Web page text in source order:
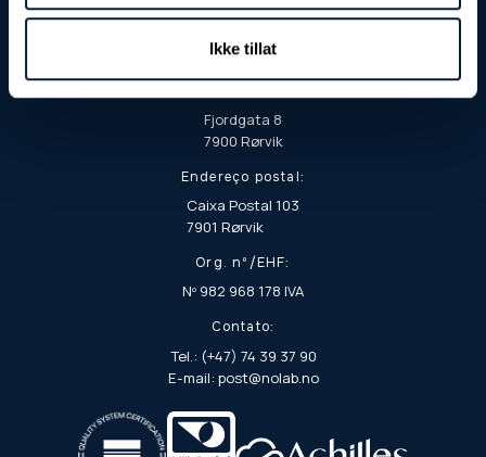
Ikke tillat
Fjordgata 8
7900 Rørvik
Endereço postal:
Caixa Postal 103
7901 Rørvik
Org. nº/EHF:
Nº 982 968 178 IVA
Contato:
Tel.: (+47) 74 39 37 90
E-mail: post@nolab.no